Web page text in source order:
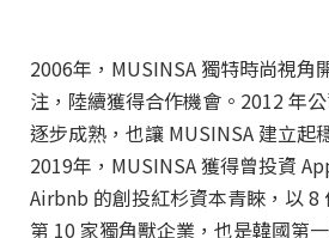
2006年，MUSINSA 獨特時尚視角
注，陸續獲得合作機會。2012 年
逐步成熟，也讓 MUSINSA 建立起
2019年，MUSINSA 獲得曾投資
Airbnb 的創投紅杉資本青睞，以 8
第 10 家獨角獸企業，也是韓國第